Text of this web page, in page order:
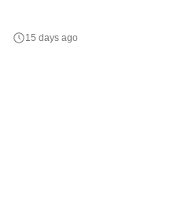
で経っても上流に挑戦できない」 そんなあなたへ。 これまで現場
で経験を積み、確かな開発力を
15 days ago